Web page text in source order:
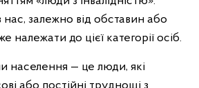
нас, залежно від обставин або
належати до цієї категорії осіб.
населення — це люди, які